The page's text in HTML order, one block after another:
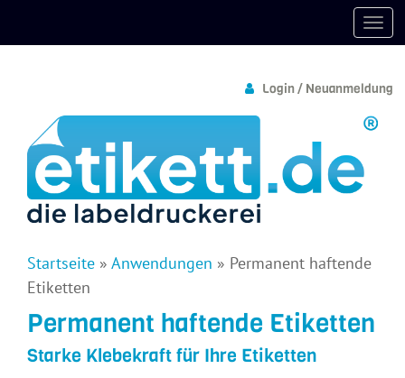
Login / Neuanmeldung
Startseite » Anwendungen » Permanent haftende
Etiketten
Permanent haftende Etiketten
Starke Klebekraft für Ihre Etiketten